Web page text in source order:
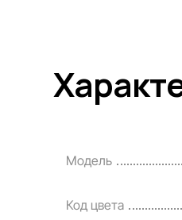
Модель
Код цвета